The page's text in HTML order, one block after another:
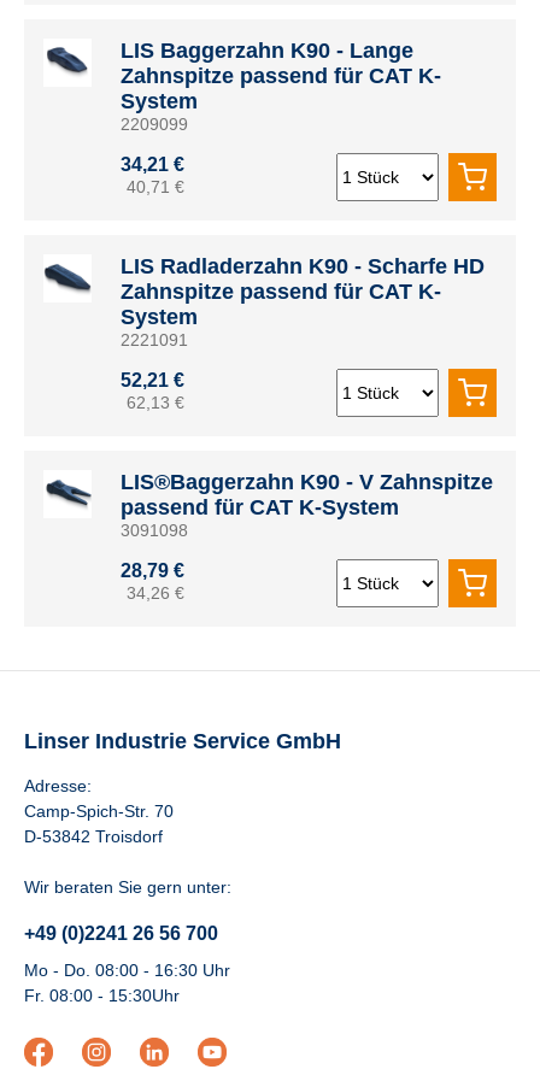
LIS Baggerzahn K90 - Lange
Zahnspitze passend für CAT K-
System
2209099
34,21 €
40,71 €
LIS Radladerzahn K90 - Scharfe HD
Zahnspitze passend für CAT K-
System
2221091
52,21 €
62,13 €
LIS®Baggerzahn K90 - V Zahnspitze
passend für CAT K-System
3091098
28,79 €
34,26 €
Linser Industrie Service GmbH
Adresse:
Camp-Spich-Str. 70
D-53842 Troisdorf
Wir beraten Sie gern unter:
+49 (0)2241 26 56 700
Mo - Do. 08:00 - 16:30 Uhr
Fr. 08:00 - 15:30Uhr